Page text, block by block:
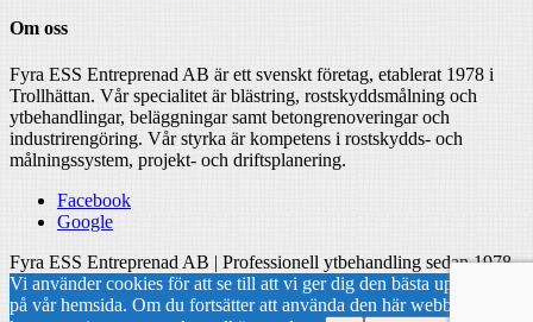
Om oss
Fyra ESS Entreprenad AB är ett svenskt företag, etablerat 1978 i
Trollhättan. Vår specialitet är blästring, rostskyddsmålning och
ytbehandlingar, beläggningar samt betongrenoveringar och
industrirengöring. Vår styrka är kompetens i rostskydds- och
målningssystem, projekt- och driftsplanering.
Facebook
Google
Fyra ESS Entreprenad AB | Professionell ytbehandling sedan 1978
Vi använder cookies för att se till att vi ger dig den bästa upplevelsen
på vår hemsida. Om du fortsätter att använda den här webbplatsen